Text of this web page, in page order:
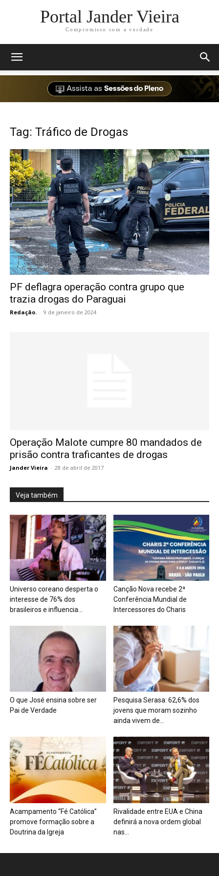
Portal Jander Vieira
Compromisso com a verdade
Tag: Tráfico de Drogas
PF deflagra operação contra grupo que
trazia drogas do Paraguai
Redação. - 9 de janeiro de 2024
Operação Malote cumpre 80 mandados de
prisão contra traficantes de drogas
Jander Vieira - 28 de abril de 2017
Veja também
Universo coreano desperta o
interesse de 76% dos
brasileiros e influencia...
Canção Nova recebe 2ª
Conferência Mundial de
Intercessores do Charis
O que José ensina sobre ser
Pai de Verdade
Pesquisa Serasa: 62,6% dos
jovens que moram sozinho
ainda vivem de...
Acampamento “Fé Católica”
promove formação sobre a
Doutrina da Igreja
Rivalidade entre EUA e China
definirá a nova ordem global
nas...